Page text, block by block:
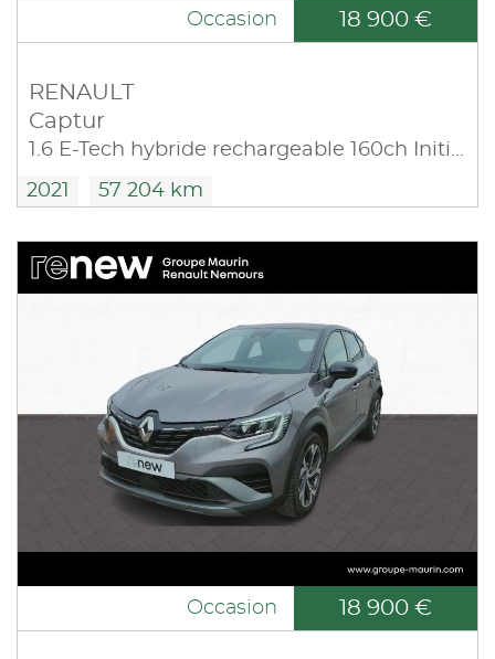
Occasion 18 900 €
RENAULT
Captur
1.6 E-Tech hybride rechargeable 160ch Initiale Paris -21
2021 57 204 km
Occasion 18 900 €